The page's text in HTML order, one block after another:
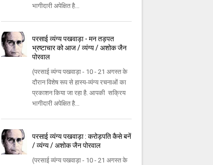
भागीदारी अपेक्षित है...
परसाई व्यंग्य पखवाड़ा - मन तड़पत
भ्रष्टाचार को आज / व्यंग्य / अशोक जैन
पोरवाल
(परसाई व्यंग्य पखवाड़ा - 10 - 21 अगस्त के
दौरान विशेष रूप से हास्य-व्यंग्य रचनाओं का
प्रकाशन किया जा रहा है. आपकी सक्रिय
भागीदारी अपेक्षित है...
परसाई व्यंग्य पखवाड़ा : करोड़पति कैसे बनें
/ व्यंग्य / अशोक जैन पोरवाल
(परसाई व्यंग्य पखवाड़ा - 10 - 21 अगस्त के